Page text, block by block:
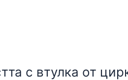
с втулка от